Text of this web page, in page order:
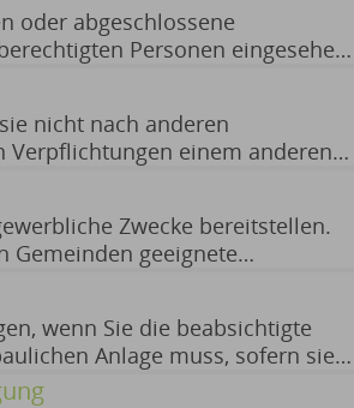
oder abgeschlossene
Personen eingesehen
der Behörde oder durch
nicht nach anderen
einem anderen
an die Gemeinde bzw. an
Zwecke bereitstellen.
Gemeinden geeignete
gewerbliche Zwecke zur
wenn Sie die beabsichtigte
Anlage muss, sofern sie
einer Anlage müssen Sie